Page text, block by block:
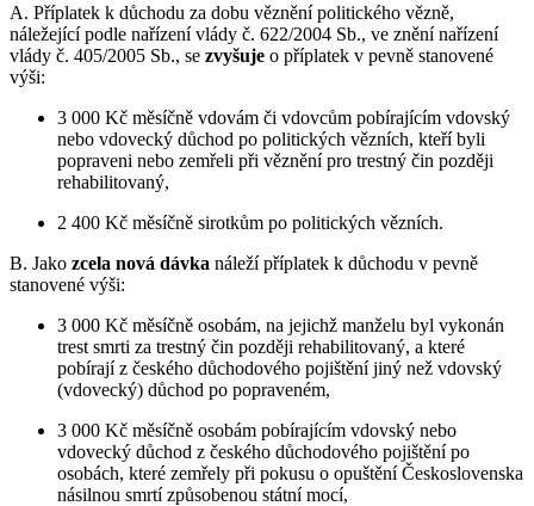
A. Příplatek k důchodu za dobu věznění politického vězně,
náležející podle nařízení vlády č. 622/2004 Sb., ve znění nařízení
vlády č. 405/2005 Sb., se zvyšuje o příplatek v pevně stanovené
výši:
3 000 Kč měsíčně vdovám či vdovcům pobírajícím vdovský
nebo vdovecký důchod po politických vězních, kteří byli
popraveni nebo zemřeli při věznění pro trestný čin později
rehabilitovaný,
2 400 Kč měsíčně sirotkům po politických vězních.
B. Jako zcela nová dávka náleží příplatek k důchodu v pevně
stanovené výši:
3 000 Kč měsíčně osobám, na jejichž manželu byl vykonán
trest smrti za trestný čin později rehabilitovaný, a které
pobírají z českého důchodového pojištění jiný než vdovský
(vdovecký) důchod po popraveném,
3 000 Kč měsíčně osobám pobírajícím vdovský nebo
vdovecký důchod z českého důchodového pojištění po
osobách, které zemřely při pokusu o opuštění Československa
násilnou smrtí způsobenou státní mocí,